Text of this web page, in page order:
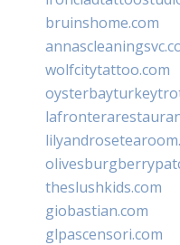
bruinshome.com
wolfcitytattoo.com
theslushkids.com
giobastian.com
glpascensori.com